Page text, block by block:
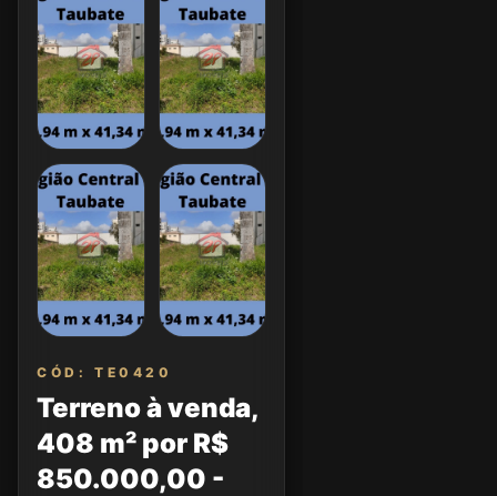
CÓD: TE0420
Terreno à venda,
408 m² por R$
850.000,00 -